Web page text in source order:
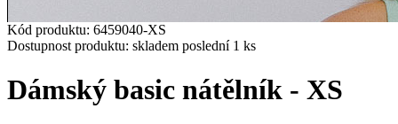
Přidat k oblíbeným
Kód produktu: 6459040-XS
Dostupnost produktu: skladem poslední 1 ks
Dámský basic nátělník - XS